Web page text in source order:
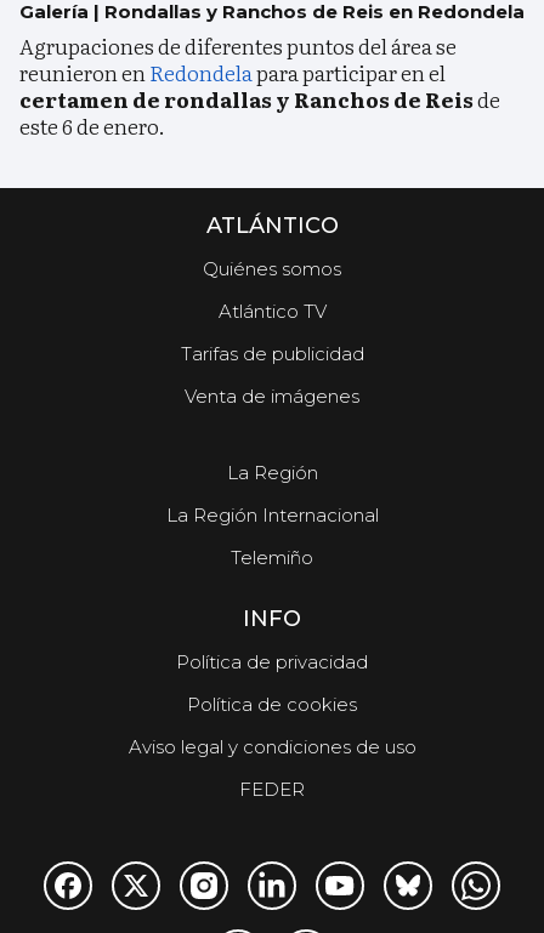
Galería | Rondallas y Ranchos de Reis en Redondela
Agrupaciones de diferentes puntos del área se
reunieron enRedondelapara participar en el
certamen de rondallas y Ranchos de Reisde
este 6 de enero.
ATLÁNTICO
Quiénes somos
Atlántico TV
Tarifas de publicidad
Venta de imágenes
La Región
La Región Internacional
Telemiño
INFO
Política de privacidad
Política de cookies
Aviso legal y condiciones de uso
FEDER